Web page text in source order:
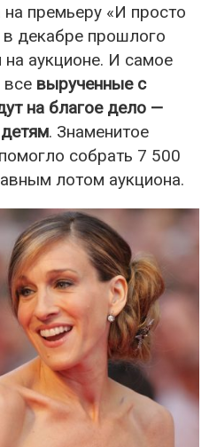
премьеру «И просто
в декабре прошлого
аукционе. И самое
все вырученные с
на благое дело —
. Знаменитое
собрать 7 500
лотом аукциона.